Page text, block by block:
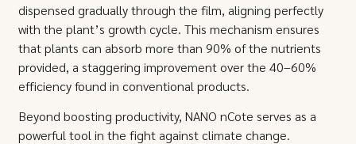
dispensed gradually through the film, aligning perfectly
with the plant’s growth cycle. This mechanism ensures
that plants can absorb more than 90% of the nutrients
provided, a staggering improvement over the 40–60%
efficiency found in conventional products.
Beyond boosting productivity, NANO nCote serves as a
powerful tool in the fight against climate change.